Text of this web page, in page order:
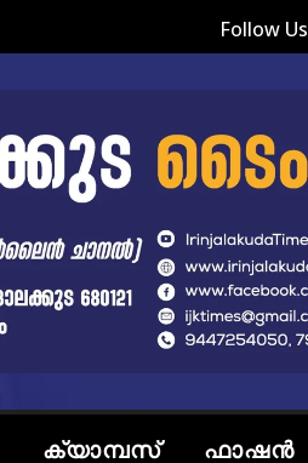
Follow Us
ക്യാമ്പസ് ഫാഷൻ